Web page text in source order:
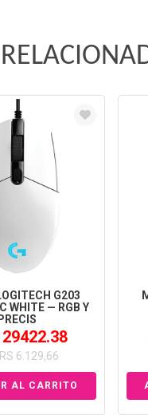
G203
WHITE — RGB Y
PRECIS
6.129,66